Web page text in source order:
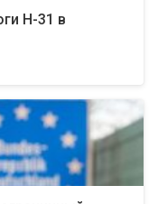
Н-31 в